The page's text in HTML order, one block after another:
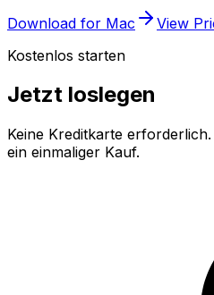
Download for Mac
View
Kostenlos starten
Jetzt loslegen
Keine Kreditkarte
ein einmaliger Kauf.